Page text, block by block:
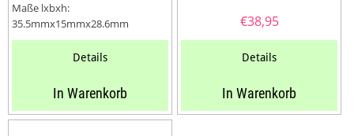
Maße lxbxh:
35.5mmx15mmx28.6mm
Gewicht: 42.5...
Details
In Warenkorb
€38,95
Details
In Warenkorb